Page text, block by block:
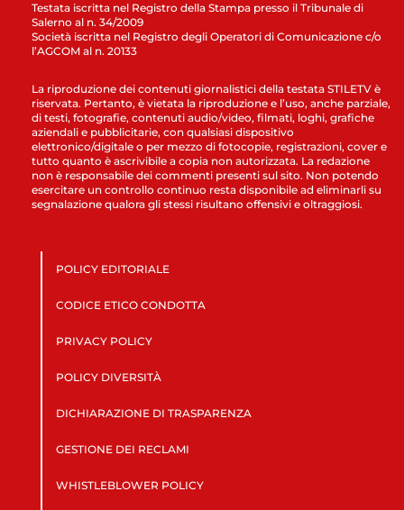
Testata iscritta nel Registro della Stampa presso il Tribunale di
Salerno al n. 34/2009
Società iscritta nel Registro degli Operatori di Comunicazione c/o
l’AGCOM al n. 20133
La riproduzione dei contenuti giornalistici della testata STILETV è
riservata. Pertanto, è vietata la riproduzione e l’uso, anche parziale,
di testi, fotografie, contenuti audio/video, filmati, loghi, grafiche
aziendali e pubblicitarie, con qualsiasi dispositivo
elettronico/digitale o per mezzo di fotocopie, registrazioni, cover e
tutto quanto è ascrivibile a copia non autorizzata. La redazione
non è responsabile dei commenti presenti sul sito. Non potendo
esercitare un controllo continuo resta disponibile ad eliminarli su
segnalazione qualora gli stessi risultano offensivi e oltraggiosi.
POLICY EDITORIALE
CODICE ETICO CONDOTTA
PRIVACY POLICY
POLICY DIVERSITÀ
DICHIARAZIONE DI TRASPARENZA
GESTIONE DEI RECLAMI
WHISTLEBLOWER POLICY